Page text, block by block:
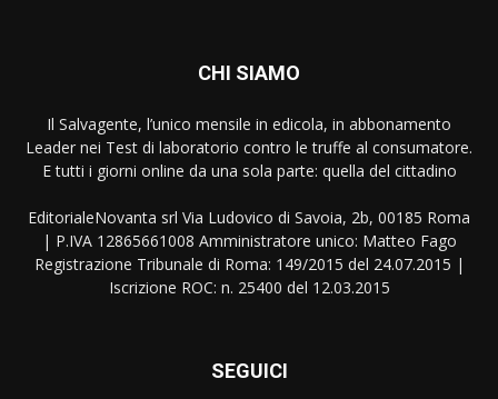
CHI SIAMO
Il Salvagente, l’unico mensile in edicola, in abbonamento
Leader nei Test di laboratorio contro le truffe al consumatore.
E tutti i giorni online da una sola parte: quella del cittadino
EditorialeNovanta srl Via Ludovico di Savoia, 2b, 00185 Roma
| P.IVA 12865661008 Amministratore unico: Matteo Fago
Registrazione Tribunale di Roma: 149/2015 del 24.07.2015 |
Iscrizione ROC: n. 25400 del 12.03.2015
SEGUICI